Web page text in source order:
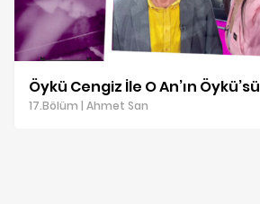
Öykü Cengiz İle O An’ın Öykü’sü
17.Bölüm | Ahmet San